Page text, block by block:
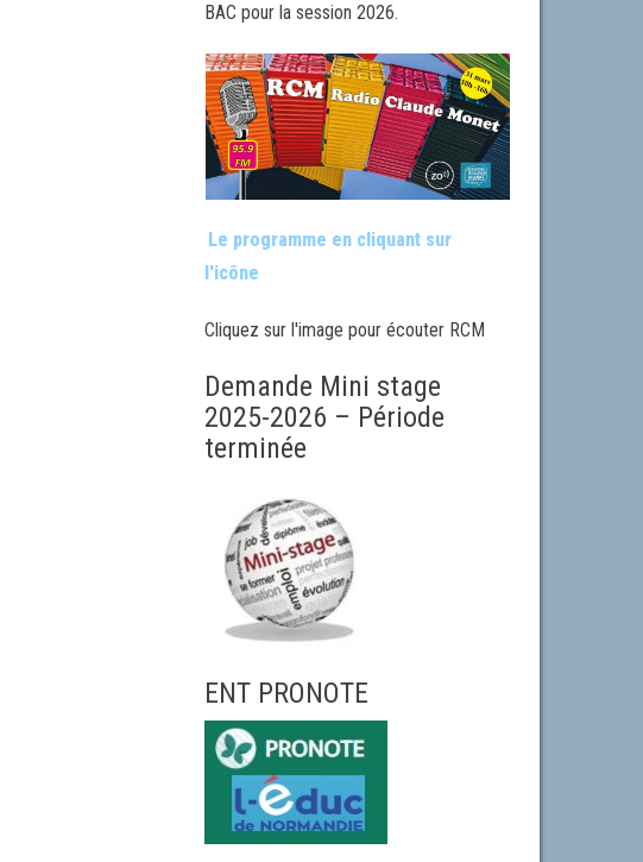
BAC pour la session 2026.
Le programme en cliquant sur
l'icône
Cliquez sur l'image pour écouter RCM
Demande Mini stage
2025-2026 – Période
terminée
ENT PRONOTE